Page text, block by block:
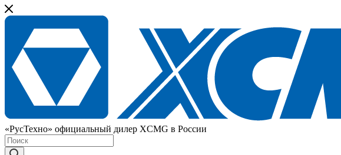
«РусТехно» официальный дилер XCMG в России